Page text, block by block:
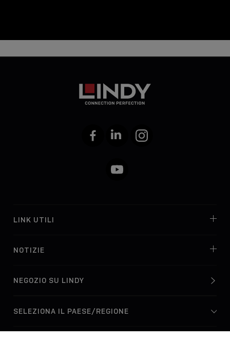
FacebookLinkedIn Instagram
YouTube
LINK UTILI
NOTIZIE
NEGOZIO SU LINDY